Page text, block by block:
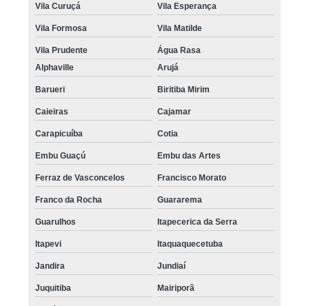
Vila Curuçá Vila Esperança
Vila Formosa Vila Matilde
Vila Prudente
Água Rasa
Alphaville
Arujá
Barueri Biritiba Mirim
Caieiras Cajamar
Carapicuíba Cotia
Embu Guaçú Embu das Artes
Ferraz de Vasconcelos Francisco Morato
Franco da Rocha Guararema
Guarulhos Itapecerica da Serra
Itapevi Itaquaquecetuba
Jandira Jundiaí
Juquitiba Mairiporã